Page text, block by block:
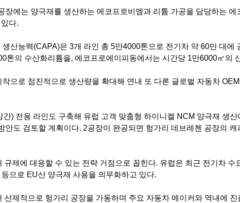
장에는 양극재를 생산하는 에코프로비엠과 리튬 가공을 담당하는 에
다.
산능력(CAPA)은 3개 라인 총 5만4000톤으로 전기차 약 60만 대에
톤의 수산화리튬을, 에코프로에이피동에서는 시간당 1만6000㎥의
으로 점진적으로 생산량을 확대해 연내 또 다른 글로벌 자동차 OEM
간) 전용 라인도 구축해 유럽 고객 맞춤형 하이니켈 NCM 양극재 생
안도 검토할 계획이다. 2공장이 완공되면 헝가리 데브레첸 공장의 캐
규제에 대응할 수 있는 전략 거점으로 꼽힌다. 유럽은 최근 전기차 수
등으로 EU산 양극재 사용을 의무화하고 있다.
선제적으로 헝가리 공장을 가동하며 주요 자동차 메이커와 역내에